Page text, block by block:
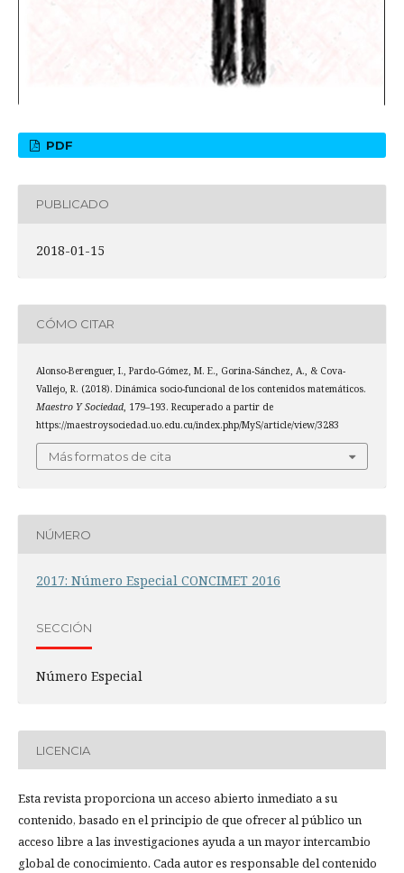
PDF
PUBLICADO
2018-01-15
CÓMO CITAR
Alonso-Berenguer, I., Pardo-Gómez, M. E., Gorina-Sánchez, A., & Cova-
Vallejo, R. (2018). Dinámica socio-funcional de los contenidos matemáticos.
Maestro Y Sociedad, 179–193. Recuperado a partir de
https://maestroysociedad.uo.edu.cu/index.php/MyS/article/view/3283
Más formatos de cita
NÚMERO
2017: Número Especial CONCIMET 2016
SECCIÓN
Número Especial
LICENCIA
Esta revista proporciona un acceso abierto inmediato a su
contenido, basado en el principio de que ofrecer al público un
acceso libre a las investigaciones ayuda a un mayor intercambio
global de conocimiento. Cada autor es responsable del contenido